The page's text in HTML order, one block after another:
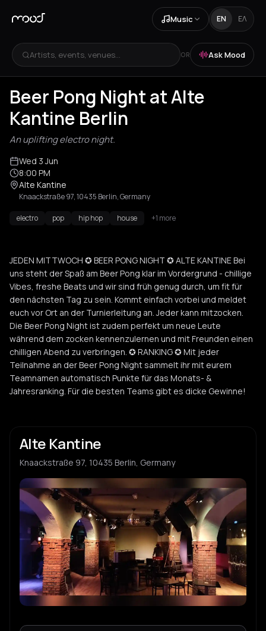
Music EN ΕΛ
Artists, events, venues... OR Ask Mood
Beer Pong Night at Alte
Kantine Berlin
An uplifting electro night.
Wed 3 Jun
8:00 PM
Alte Kantine
Knaackstraße 97, 10435 Berlin, Germany
electro pop hip hop house +1 more
JEDEN MITTWOCH ✪ BEER PONG NIGHT ✪ ALTE KANTINE Bei
uns steht der Spaß am Beer Pong klar im Vordergrund - chillige
Vibes, freshe Beats und wir sind früh genug durch, um fit für
den nächsten Tag zu sein. Kommt einfach vorbei und meldet
euch vor Ort an der Turnierleitung an. Jeder kann mitzocken.
Die Beer Pong Night ist zudem perfekt um neue Leute
während dem zocken kennenzulernen und mit Freunden einen
chilligen Abend zu verbringen. ✪ RANKING ✪ Mit jeder
Teilnahme an der Beer Pong Night sammelt ihr mit eurem
Teamnamen automatisch Punkte für das Monats- &
Jahresranking. Für die besten Teams gibt es dicke Gewinne!
Alte Kantine
Knaackstraße 97, 10435 Berlin, Germany